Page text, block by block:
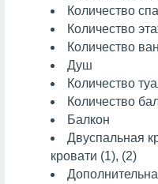
Количество
Количество
Количество
Душ
Количество
Количество
Балкон
Двуспальная
кровати (1), (2)